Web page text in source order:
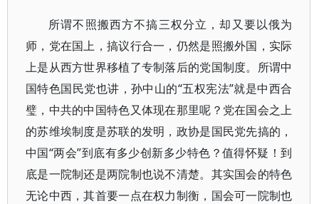
所谓不照搬西方不搞三权分立，却又要以俄为
师，党在国上，搞议行合一，仍然是照搬外国，实际
上是从西方世界移植了专制落后的党国制度。所谓中
国特色国民党也讲，孙中山的“五权宪法”就是中西合
璧，中共的中国特色又体现在那里呢？党在国会之上
的苏维埃制度是苏联的发明，政协是国民党先搞的，
中国“两会”到底有多少创新多少特色？值得怀疑！到
底是一院制还是两院制也说不清楚。其实国会的特色
无论中西，其首要一点在权力制衡，国会可一院制也